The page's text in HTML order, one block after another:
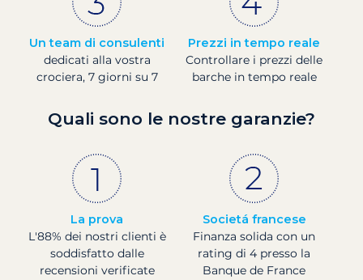
Un team di consulenti
dedicati alla vostra
crociera, 7 giorni su 7
Prezzi in tempo reale
Controllare i prezzi delle
barche in tempo reale
Quali sono le nostre garanzie?
La prova
L'88% dei nostri clienti è
soddisfatto dalle
recensioni verificate
Societá francese
Finanza solida con un
rating di 4 presso la
Banque de France